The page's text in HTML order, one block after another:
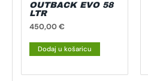
OUTBACK EVO 58
LTR
450,00€
Dodaj u košaricu